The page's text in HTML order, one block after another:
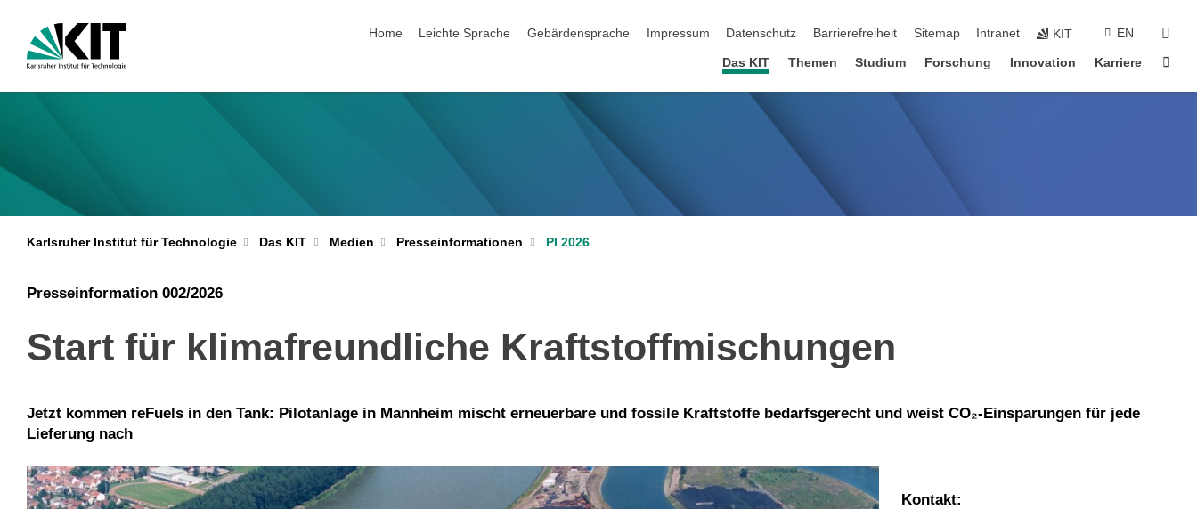
Home
Leichte Sprache Gebärdensprache Impressum Datenschutz Barrierefreiheit Sitemap Intranet KIT EN
Das KIT Themen Studium Forschung Innovation Karriere
Karlsruher Institut für Technologie Das KIT Medien Presseinformationen PI 2026
Presseinformation 002/2026
Start für klimafreundliche Kraftstoffmischungen
Jetzt kommen reFuels in den Tank: Pilotanlage in Mannheim mischt erneuerbare und fossile Kraftstoffe bedarfsgerecht und weist CO₂-Einsparungen für jede
Lieferung nach
Kontakt: